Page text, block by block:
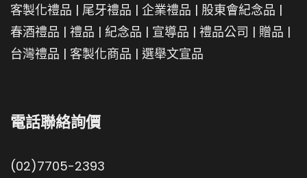
客製化禮品 | 尾牙禮品 | 企業禮品 | 股東會紀念品 |
春酒禮品 | 禮品 | 紀念品 | 宣導品 | 禮品公司 | 贈品 |
台灣禮品 | 客製化商品 | 選舉文宣品
電話聯絡詢價
(02)7705-2393